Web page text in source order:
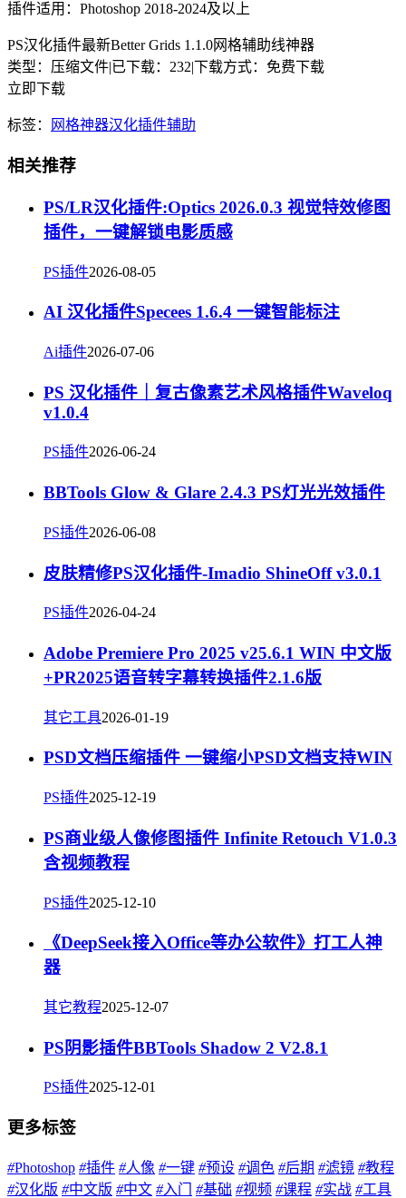
插件适用：Photoshop 2018-2024及以上
PS汉化插件最新Better Grids 1.1.0网格辅助线神器
类型：压缩文件|已下载：232|下载方式：免费下载
立即下载
标签： 网格神器汉化插件辅助
相关推荐
PS/LR汉化插件:Optics 2026.0.3 视觉特效修图
插件，一键解锁电影质感
PS插件2026-08-05
AI 汉化插件Specees 1.6.4 一键智能标注
Ai插件2026-07-06
PS 汉化插件｜复古像素艺术风格插件Waveloq
v1.0.4
PS插件2026-06-24
BBTools Glow & Glare 2.4.3 PS灯光光效插件
PS插件2026-06-08
皮肤精修PS汉化插件-Imadio ShineOff v3.0.1
PS插件2026-04-24
Adobe Premiere Pro 2025 v25.6.1 WIN 中文版
+PR2025语音转字幕转换插件2.1.6版
其它工具2026-01-19
PSD文档压缩插件 一键缩小PSD文档支持WIN
PS插件2025-12-19
PS商业级人像修图插件 Infinite Retouch V1.0.3
含视频教程
PS插件2025-12-10
《DeepSeek接入Office等办公软件》打工人神
器
其它教程2025-12-07
PS阴影插件BBTools Shadow 2 V2.8.1
PS插件2025-12-01
更多标签
#Photoshop #插件 #人像 #一键 #预设 #调色 #后期 #滤镜 #教程
#汉化版 #中文版 #中文 #入门 #基础 #视频 #课程 #实战 #工具